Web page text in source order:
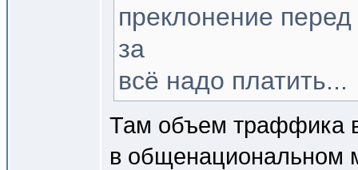
преклонение
за
всё надо платить...
Там объем траффика
в общенациональном